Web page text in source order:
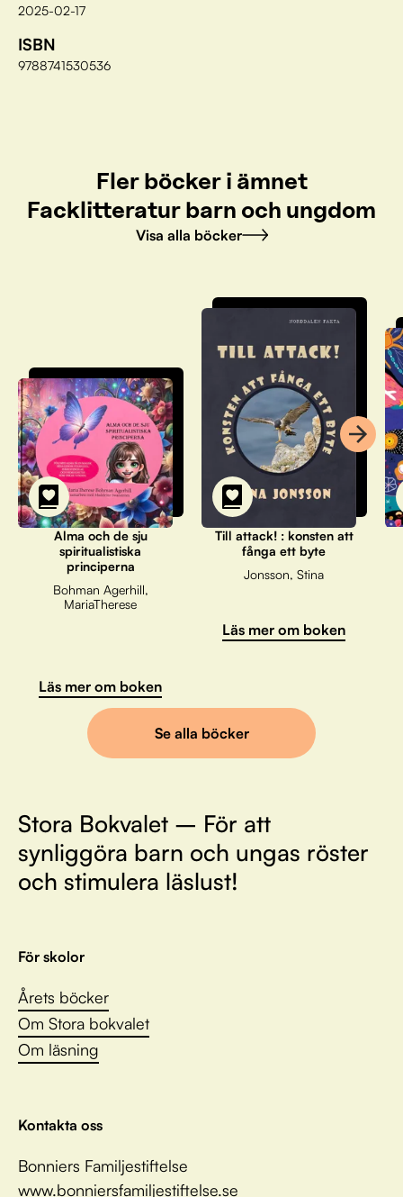
2025-02-17
ISBN
9788741530536
Fler böcker i ämnet
Facklitteratur barn och ungdom
Visa alla böcker
Alma och de sju
spiritualistiska
principerna
Bohman Agerhill,
MariaTherese
Läs mer om boken
Till attack! : konsten att
fånga ett byte
Jonsson, Stina
Läs mer om boken
Se alla böcker
Stora Bokvalet – För att
synliggöra barn och ungas röster
och stimulera läslust!
För skolor
Årets böcker
Om Stora bokvalet
Om läsning
Kontakta oss
Bonniers Familjestiftelse
www.bonniersfamiljestiftelse.se